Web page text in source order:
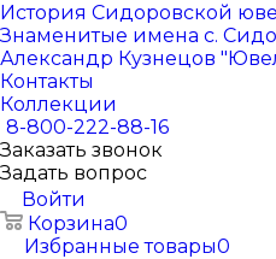
История Сидоровской
Знаменитые имена с.
Александр Кузнецов
Контакты
Коллекции
8-800-222-88-16
Заказать звонок
Задать вопрос
Войти
Корзина0
Избранные товары0